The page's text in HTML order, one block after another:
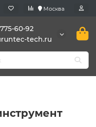
Москва
60-92
tech.ru